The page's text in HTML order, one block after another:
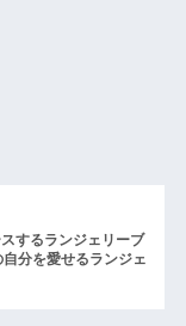
するランジェリーブ
分を愛せるランジェ